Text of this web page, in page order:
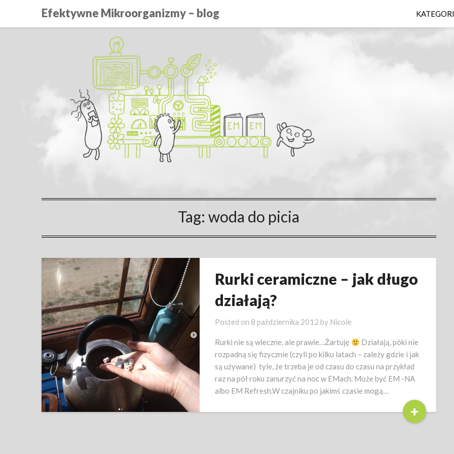
Efektywne Mikroorganizmy – blog
Tag:woda do picia
Rurki ceramiczne – jak długo
działają?
Posted on 8 października 2012 by Nicole
Rurki nie są wieczne, ale prawie…Żartuję
Działają, póki nie
rozpadną się fizycznie (czyli po kilku latach – zależy gdzie i jak
są używane) tyle, że trzeba je od czasu do czasu na przykład
raz na pół roku zanurzyć na noc w EMach. Może być EM -NA
albo EM Refresh.W czajniku po jakimś czasie mogą…
+